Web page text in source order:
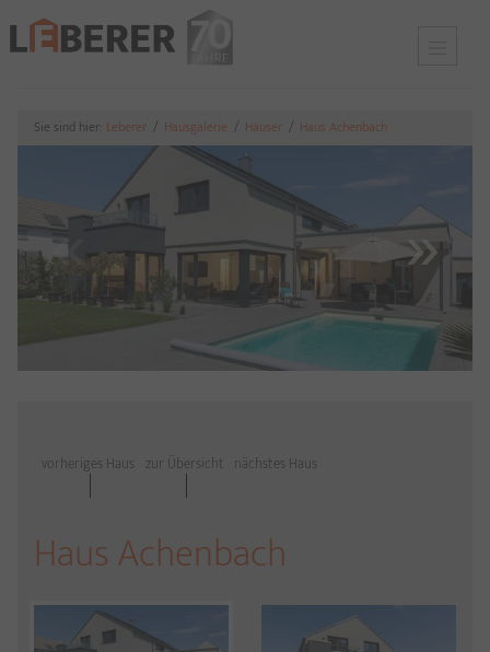
Sie sind hier: Leberer Hausgalerie Häuser Haus Achenbach
Haus Achenbach